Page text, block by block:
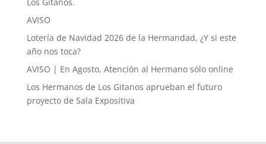
AVISO
Lotería de Navidad 2026 de la Hermandad, ¿Y si este
año nos toca?
AVISO | En Agosto, Atención al Hermano sólo online
Los Hermanos de Los Gitanos aprueban el futuro
proyecto de Sala Expositiva